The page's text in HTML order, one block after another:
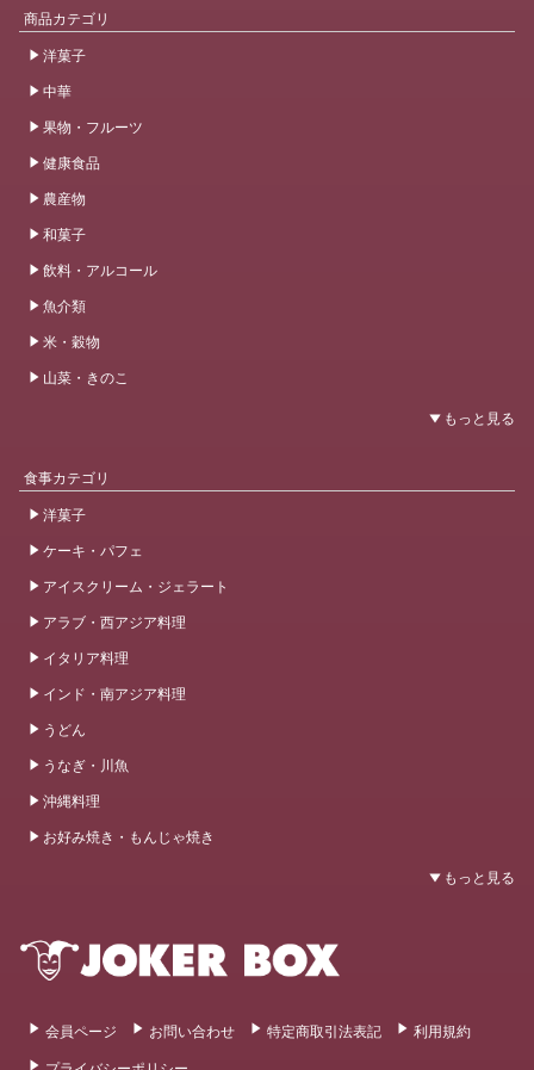
商品カテゴリ
洋菓子
中華
果物・フルーツ
健康食品
農産物
和菓子
飲料・アルコール
魚介類
米・穀物
山菜・きのこ
食事カテゴリ
洋菓子
ケーキ・パフェ
アイスクリーム・ジェラート
アラブ・西アジア料理
イタリア料理
インド・南アジア料理
うどん
うなぎ・川魚
沖縄料理
お好み焼き・もんじゃ焼き
会員ページ お問い合わせ 特定商取引法表記
利用規約